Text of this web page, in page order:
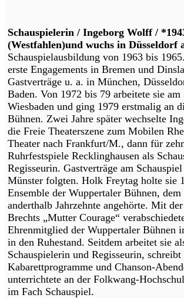
Schauspielerin / Ingeborg Wolff /
(Westfahlen)und wuchs in Düsseldorf
Schauspielausbildung von 1963 bis
erste Engagements in Bremen und
Gastverträge u. a. in München,
Baden. Von 1972 bis 79 arbeitete sie am
Wiesbaden und ging 1979 erstmalig an
Bühnen. Zwei Jahre später wechselte
die Freie Theaterszene zum Mobilen
Theater nach Frankfurt/M., dann für
Ruhrfestspiele Recklinghausen als
Regisseurin. Gastverträge am
Münster folgten. Holk Freytag holte sie
Ensemble der Wuppertaler Bühnen, dem
anderthalb Jahrzehnte angehörte. Mit
Brechts „Mutter Courage“
Ehrenmitglied der Wuppertaler Bühnen
in den Ruhestand. Seitdem arbeitet sie
Schauspielerin und Regisseurin,
Kabarettprogramme und Chanson-
unterrichtete an der Folkwang-
im Fach Schauspiel.